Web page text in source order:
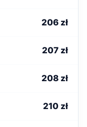
206 zł
207 zł
208 zł
210 zł